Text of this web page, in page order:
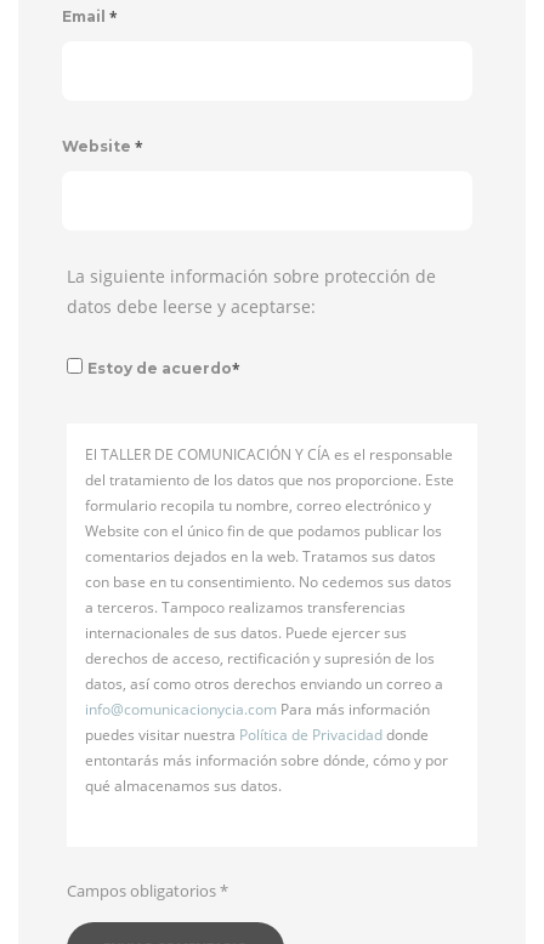
Email *
Website *
La siguiente información sobre protección de
datos debe leerse y aceptarse:
Estoy de acuerdo*
El TALLER DE COMUNICACIÓN Y CÍA es el responsable
del tratamiento de los datos que nos proporcione. Este
formulario recopila tu nombre, correo electrónico y
Website con el único fin de que podamos publicar los
comentarios dejados en la web. Tratamos sus datos
con base en tu consentimiento. No cedemos sus datos
a terceros. Tampoco realizamos transferencias
internacionales de sus datos. Puede ejercer sus
derechos de acceso, rectificación y supresión de los
datos, así como otros derechos enviando un correo a
info@comunicacionycia.com Para más información
puedes visitar nuestra Política de Privacidaddonde
entontarás más información sobre dónde, cómo y por
qué almacenamos sus datos.
Campos obligatorios*